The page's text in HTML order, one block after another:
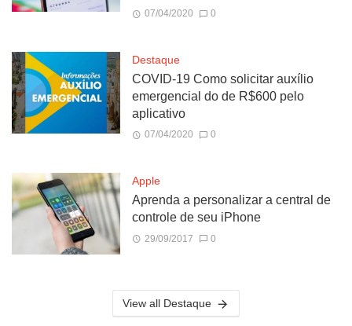
07/04/2020 0
Destaque
COVID-19 Como solicitar auxílio
emergencial do de R$600 pelo
aplicativo
07/04/2020 0
Apple
Aprenda a personalizar a central de
controle de seu iPhone
29/09/2017 0
View all Destaque